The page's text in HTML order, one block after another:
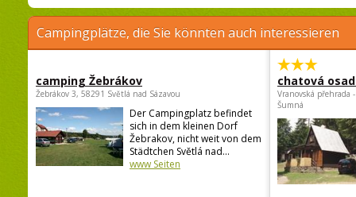
Campingplätze, die Sie könnten auch interessieren
camping Žebrákov
Žebrákov 3, 58291 Světlá nad Sázavou
Der Campingplatz befindet
sich in dem kleinen Dorf
Žebrakov, nicht weit von dem
Städtchen Světlá nad...
www Seiten
chatová
Vranovská přehrada
Šumná